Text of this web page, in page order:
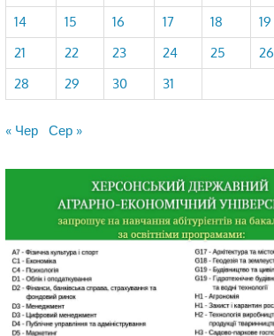
14
15 16 17 18 19
21
22 23 24 25 26
28
29 30 31
« Чер Сер »